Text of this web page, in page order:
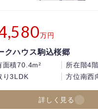
万円
クハウス駒込桜郷
面積70.4m² 所在階4階
り3LDK 方位南西
詳しく見る